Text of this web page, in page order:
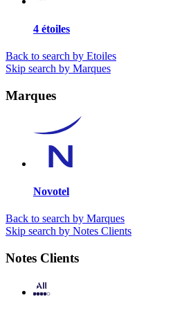
4 étoiles
Back to search by Etoiles
Skip search by Marques
Marques
Novotel
Back to search by Marques
Skip search by Notes Clients
Notes Clients